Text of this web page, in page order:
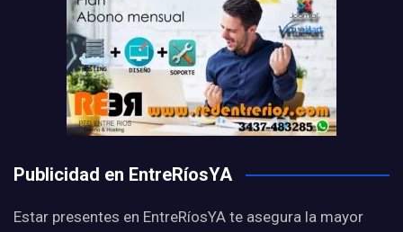
Publicidad en EntreRíosYA
Estar presentes en EntreRíosYA te asegura la mayor